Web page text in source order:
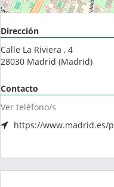
Dirección
Calle La Riviera , 4
28030 Madrid (Madrid)
Contacto
Ver teléfono/s
https://www.madrid.es/